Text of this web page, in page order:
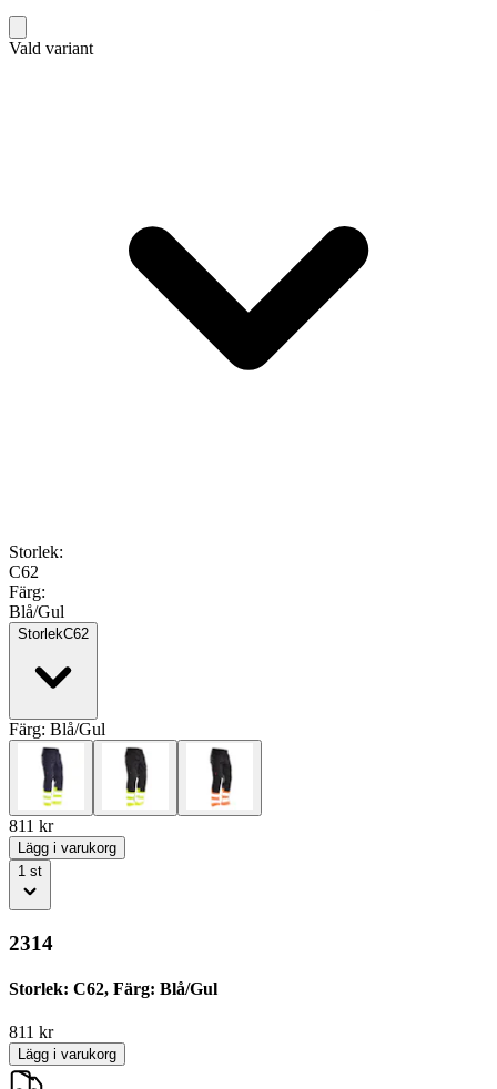
Vald variant
Storlek:
C62
Färg:
Blå/Gul
StorlekC62
Färg: Blå/Gul
811 kr
Lägg i varukorg
1 st
2314
Storlek: C62, Färg: Blå/Gul
811 kr
Lägg i varukorg